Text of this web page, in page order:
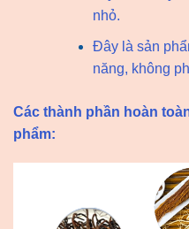
nhỏ.
Đây là sản
năng, không
Các thành phần hoàn
phẩm: